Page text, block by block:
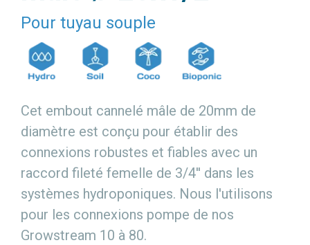
Pour tuyau souple
Cet embout cannelé mâle de 20mm de
diamètre est conçu pour établir des
connexions robustes et fiables avec un
raccord fileté femelle de 3/4'' dans les
systèmes hydroponiques. Nous l'utilisons
pour les connexions pompe de nos
Growstream 10 à 80.